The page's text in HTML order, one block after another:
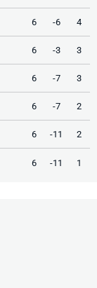
6 -6 4
6 -3 3
6 -7 3
6 -7 2
6 -11 2
6 -11 1